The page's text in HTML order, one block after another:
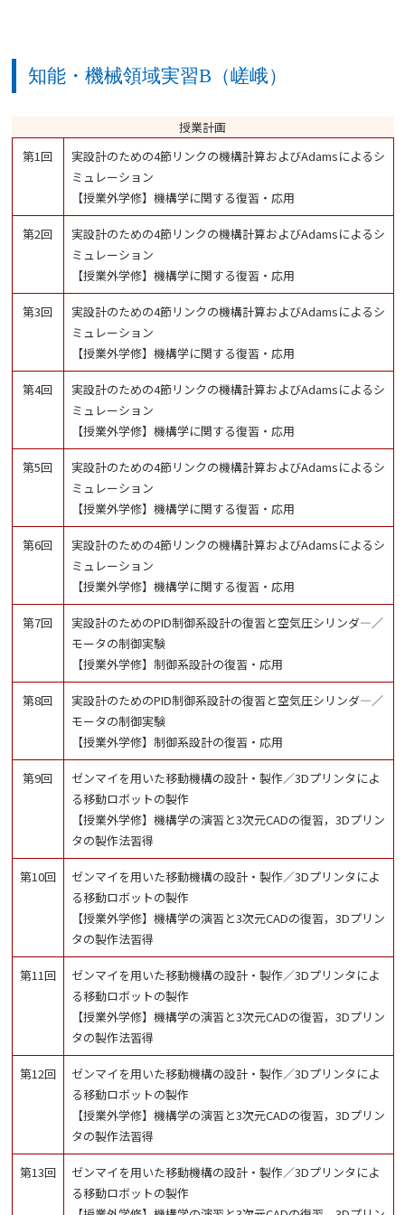
知能・機械領域実習B（嵯峨）
授業計画
第1回
実設計のための4節リンクの機構計算およびAdamsによるシ
ミュレーション
【授業外学修】機構学に関する復習・応用
第2回
実設計のための4節リンクの機構計算およびAdamsによるシ
ミュレーション
【授業外学修】機構学に関する復習・応用
第3回
実設計のための4節リンクの機構計算およびAdamsによるシ
ミュレーション
【授業外学修】機構学に関する復習・応用
第4回
実設計のための4節リンクの機構計算およびAdamsによるシ
ミュレーション
【授業外学修】機構学に関する復習・応用
第5回
実設計のための4節リンクの機構計算およびAdamsによるシ
ミュレーション
【授業外学修】機構学に関する復習・応用
第6回
実設計のための4節リンクの機構計算およびAdamsによるシ
ミュレーション
【授業外学修】機構学に関する復習・応用
第7回
実設計のためのPID制御系設計の復習と空気圧シリンダ―／
モータの制御実験
【授業外学修】制御系設計の復習・応用
第8回
実設計のためのPID制御系設計の復習と空気圧シリンダ―／
モータの制御実験
【授業外学修】制御系設計の復習・応用
第9回
ゼンマイを用いた移動機構の設計・製作／3Dプリンタによ
る移動ロボットの製作
【授業外学修】機構学の演習と3次元CADの復習，3Dプリン
タの製作法習得
第10回
ゼンマイを用いた移動機構の設計・製作／3Dプリンタによ
る移動ロボットの製作
【授業外学修】機構学の演習と3次元CADの復習，3Dプリン
タの製作法習得
第11回
ゼンマイを用いた移動機構の設計・製作／3Dプリンタによ
る移動ロボットの製作
【授業外学修】機構学の演習と3次元CADの復習，3Dプリン
タの製作法習得
第12回
ゼンマイを用いた移動機構の設計・製作／3Dプリンタによ
る移動ロボットの製作
【授業外学修】機構学の演習と3次元CADの復習，3Dプリン
タの製作法習得
第13回
ゼンマイを用いた移動機構の設計・製作／3Dプリンタによ
る移動ロボットの製作